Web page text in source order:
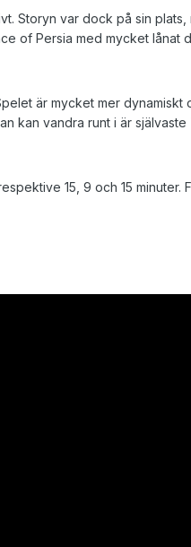
Storyn var dock på sin
of Persia med mycket lånat
är mycket mer
kan vandra runt i är självaste
15, 9 och 15